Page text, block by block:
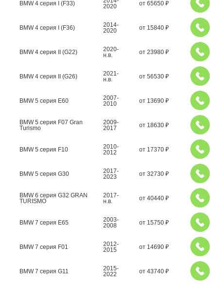
BMW 4 серия I (F33)
2020
от 65650 ₽
BMW 4 серия I (F36)
2014-
2020
от 15840 ₽
BMW 4 серия II (G22)
2020-
н.в.
от 23980 ₽
BMW 4 серия II (G26)
2021-
н.в.
от 56530 ₽
BMW 5 серия E60
2007-
2010
от 13690 ₽
BMW 5 серия F07 Gran
Turismo
2009-
2017
от 18630 ₽
BMW 5 серия F10
2010-
2012
от 17370 ₽
BMW 5 серия G30
2017-
2023
от 32730 ₽
BMW 6 серия G32 GRAN
TURISMO
2017-
н.в.
от 40440 ₽
BMW 7 серия E65
2003-
2008
от 15750 ₽
BMW 7 серия F01
2012-
2015
от 14690 ₽
BMW 7 серия G11
2015-
2022
от 43740 ₽